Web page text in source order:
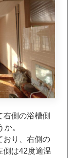
右側の浴槽側
。
おり、右側の
側は42度適温